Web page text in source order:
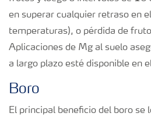
en superar cualquier retraso en
temperaturas), o pérdida de
Aplicaciones de Mg al suelo
a largo plazo esté disponible en
Boro
El principal beneficio del boro se